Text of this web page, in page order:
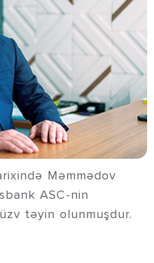
Məmmədov
ASC-nin
təyin olunmuşdur.